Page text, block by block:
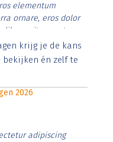
elementum
ornare, eros dolor
libero vitae erat.
id rutrum lorem
tristique posuere.
krijg je de kans
én zelf te
2026
adipiscing